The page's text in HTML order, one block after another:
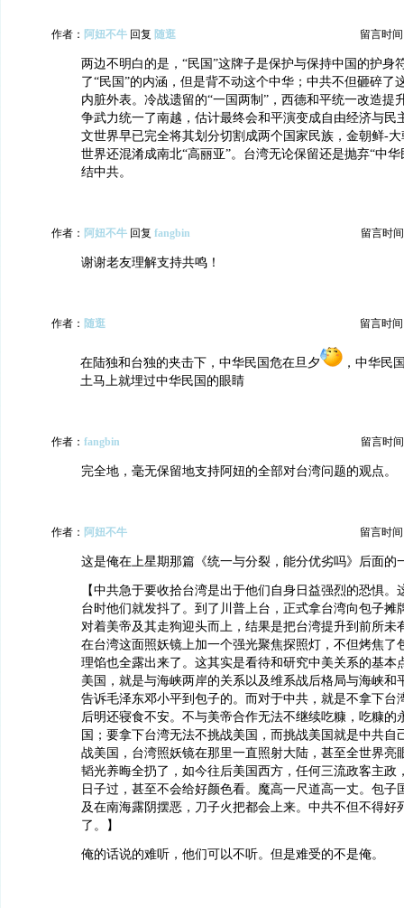
作者： 阿妞不牛 回复 随逛 留言时间
两边不明白的是，“民国”这牌子是保护与保持中国的护身
了“民国”的内涵，但是背不动这个中华；中共不但砸碎了
内脏外表。冷战遗留的“一国两制”，西德和平统一改造提
争武力统一了南越，估计最终会和平演变成自由经济与民
文世界早已完全将其划分切割成两个国家民族，金朝鲜-
世界还混淆成南北“高丽亚”。台湾无论保留还是抛弃“中
结中共。
作者： 阿妞不牛 回复 fangbin 留言时
谢谢老友理解支持共鸣！
作者： 随逛 留言时间
在陆独和台独的夹击下，中华民国危在旦夕
，中华民
土马上就埋过中华民国的眼睛
作者： fangbin 留言时
完全地，毫无保留地支持阿妞的全部对台湾问题的观点。
作者： 阿妞不牛 留言时间
这是俺在上星期那篇《统一与分裂，能分优劣吗》后面的
【中共急于要收拾台湾是出于他们自身日益强烈的恐惧。
台时他们就发抖了。到了川普上台，正式拿台湾向包子摊
对着美帝及其走狗迎头而上，结果是把台湾提升到前所未
在台湾这面照妖镜上加一个强光聚焦探照灯，不但烤焦了
理馅也全露出来了。这其实是看待和研究中美关系的基本
美国，就是与海峡两岸的关系以及维系战后格局与海峡和
告诉毛泽东邓小平到包子的。而对于中共，就是不拿下台
后明还寝食不安。不与美帝合作无法不继续吃糠，吃糠的
国；要拿下台湾无法不挑战美国，而挑战美国就是中共自
战美国，台湾照妖镜在那里一直照射大陆，甚至全世界亮
韬光养晦全扔了，如今往后美国西方，任何三流政客主政
日子过，甚至不会给好颜色看。魔高一尺道高一丈。包子
及在南海露阴摆恶，刀子火把都会上来。中共不但不得好
了。】
俺的话说的难听，他们可以不听。但是难受的不是俺。